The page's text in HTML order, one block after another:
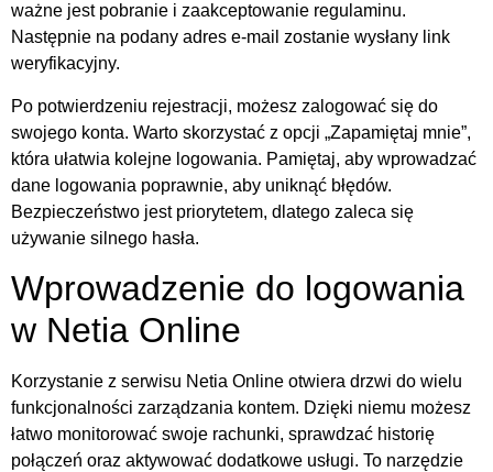
ważne jest pobranie i zaakceptowanie regulaminu.
Następnie na podany adres e-mail zostanie wysłany link
weryfikacyjny.
Po potwierdzeniu rejestracji, możesz zalogować się do
swojego konta. Warto skorzystać z opcji „Zapamiętaj mnie”,
która ułatwia kolejne logowania. Pamiętaj, aby wprowadzać
dane logowania poprawnie, aby uniknąć błędów.
Bezpieczeństwo jest priorytetem, dlatego zaleca się
używanie silnego hasła.
Wprowadzenie do logowania
w Netia Online
Korzystanie z serwisu Netia Online otwiera drzwi do wielu
funkcjonalności zarządzania kontem. Dzięki niemu możesz
łatwo monitorować swoje rachunki, sprawdzać historię
połączeń oraz aktywować dodatkowe usługi. To narzędzie